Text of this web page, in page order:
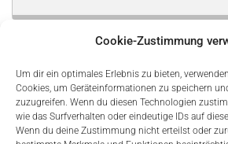
Cookie-Zustimmung
Um dir ein optimales Erlebnis zu bieten,
Cookies, um Geräteinformationen zu speichern
zuzugreifen. Wenn du diesen Technologien
wie das Surfverhalten oder eindeutige IDs auf
Wenn du deine Zustimmung nicht erteilst oder